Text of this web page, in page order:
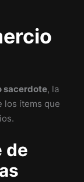
sacerdote, la
los ítems que
de